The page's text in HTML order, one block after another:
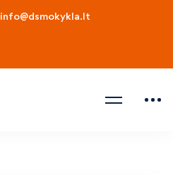
info@dsmokykla.lt